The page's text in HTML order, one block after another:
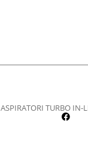
ASPIRATORI TURBO IN-